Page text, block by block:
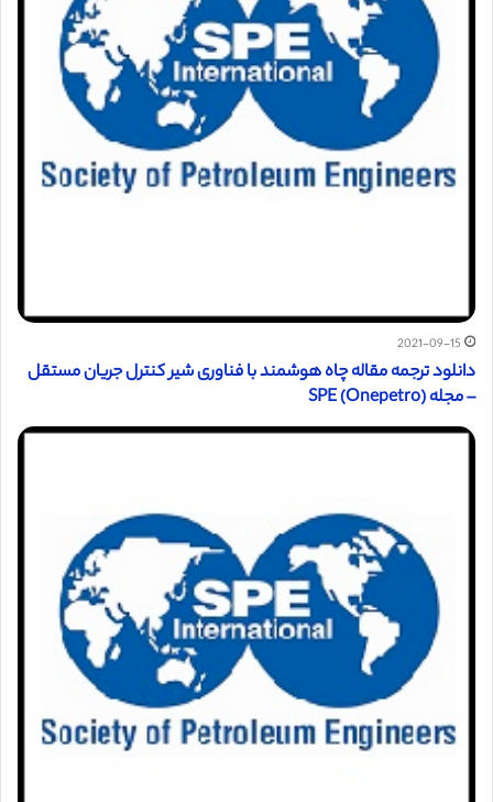
2021-09-15
دانلود ترجمه مقاله چاه هوشمند با فناوری شیر کنترل جریان مستقل
– مجله (SPE (Onepetro